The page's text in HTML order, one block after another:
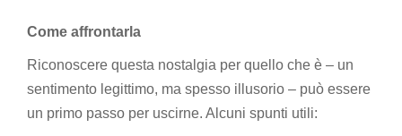
Come affrontarla
Riconoscere questa nostalgia per quello che è – un
sentimento legittimo, ma spesso illusorio – può essere
un primo passo per uscirne. Alcuni spunti utili: